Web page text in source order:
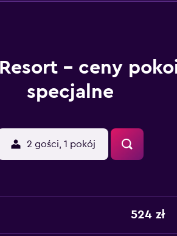
– ceny
specjalne
2 gości, 1 pokój
524 zł